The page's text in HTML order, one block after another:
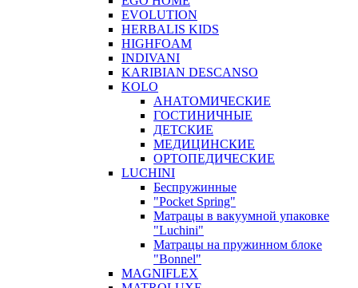
EVOLUTION
HERBALIS KIDS
HIGHFOAM
INDIVANI
KARIBIAN DESCANSO
KOLO
АНАТОМИЧЕСКИЕ
ГОСТИНИЧНЫЕ
ДЕТСКИЕ
МЕДИЦИНСКИЕ
ОРТОПЕДИЧЕСКИЕ
LUCHINI
Беспружинные
"Pocket Spring"
Матрацы в вакуумной упаковке
"Luchini"
Матрацы на пружинном блоке
"Bonnel"
MAGNIFLEX